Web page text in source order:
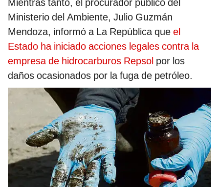
Ministerio del Ambiente, Julio Guzmán
Mendoza, informó a La República que el
Estado ha iniciado acciones legales contra la
empresa de hidrocarburos Repsol por los
daños ocasionados por la fuga de petróleo.